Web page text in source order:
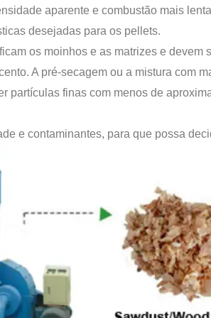
aparente e combustão mais
desejadas para os pellets.
os moinhos e as matrizes e
A pré-secagem ou a mistura com
partículas finas com menos de
e contaminantes, para que possa